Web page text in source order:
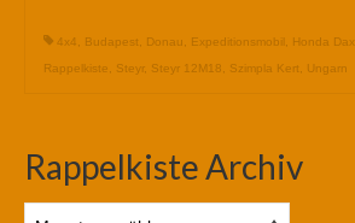
4x4 Budapest Donau Expeditionsmobil Honda Dax
Rappelkiste
Steyr, Steyr 12M18 Szimpla Kert Ungarn
Rappelkiste Archiv